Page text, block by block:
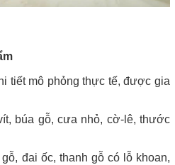
tiết mô phỏng thực tế, được gia
búa gỗ, cưa nhỏ, cờ-lê, thước
đai ốc, thanh gỗ có lỗ khoan,